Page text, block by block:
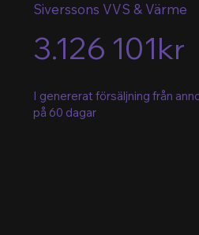
Siverssons VVS & Värme
3.126 101kr
I genererat försäljning från
på 60 dagar